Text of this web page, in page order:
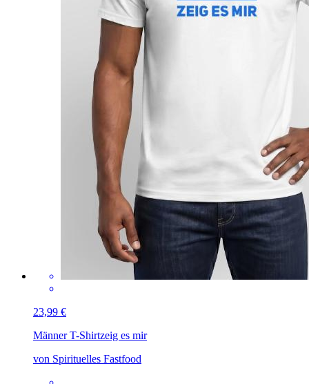
23,99 €
Männer T-Shirtzeig es mir
von Spirituelles Fastfood